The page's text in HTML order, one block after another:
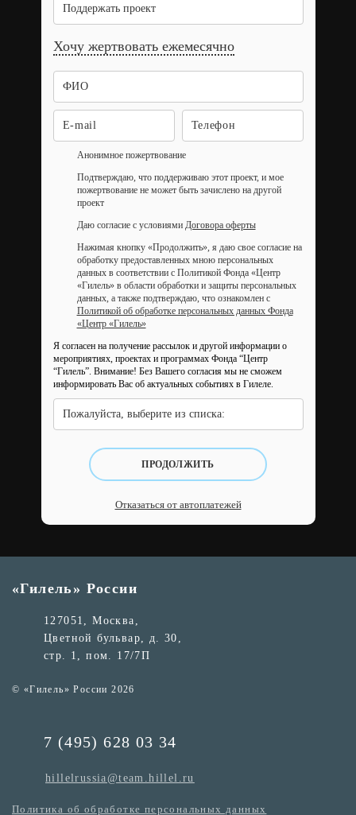
Поддержать проект
Хочу жертвовать ежемесячно
Анонимное пожертвование
Подтверждаю, что поддерживаю этот проект, и мое
пожертвование не может быть зачислено на другой
проект
Даю согласие с условиями Договора оферты
Нажимая кнопку «Продолжить», я даю свое согласие на
обработку предоставленных мною персональных
данных в соответствии с Политикой Фонда «Центр
«Гилель» в области обработки и защиты персональных
данных, а также подтверждаю, что ознакомлен с
Политикой об обработке персональных данных Фонда
«Центр «Гилель»
Я согласен на получение рассылок и другой информации о
мероприятиях, проектах и программах Фонда “Центр
“Гилель”. Внимание! Без Вашего согласия мы не сможем
информировать Вас об актуальных событиях в Гилеле.
Пожалуйста, выберите из списка:
ПРОДОЛЖИТЬ
Отказаться от автоплатежей
«Гилель» России
127051, Москва,
Цветной бульвар, д. 30,
стр. 1, пом. 17/7П
© «Гилель» России 2026
7 (495) 628 03 34
hillelrussia@team.hillel.ru
Политика об обработке персональных данных